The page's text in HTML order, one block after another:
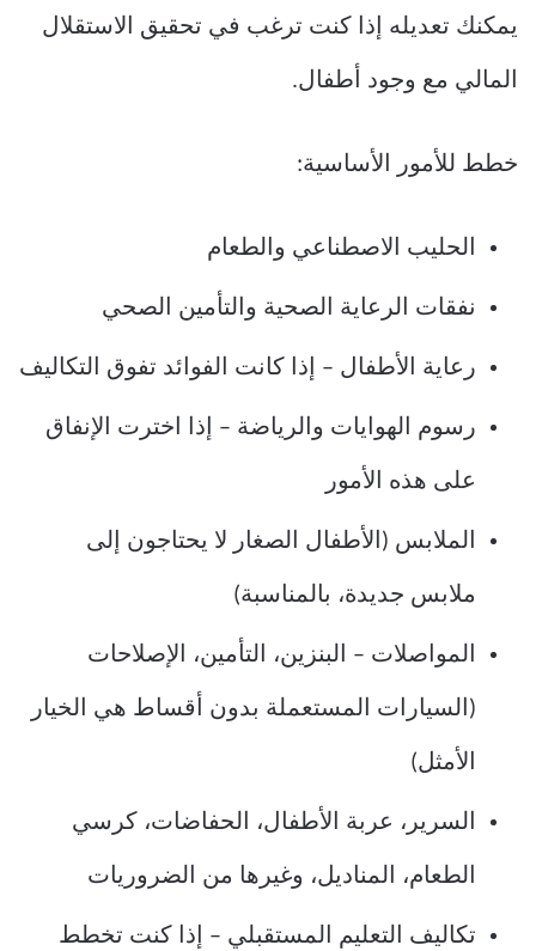
يمكنك تعديله إذا كنت ترغب في تحقيق الاستقلال
المالي مع وجود أطفال.
خطط للأمور الأساسية:
الحليب الاصطناعي والطعام
نفقات الرعاية الصحية والتأمين الصحي
رعاية الأطفال – إذا كانت الفوائد تفوق التكاليف
رسوم الهوايات والرياضة – إذا اخترت الإنفاق
على هذه الأمور
الملابس (الأطفال الصغار لا يحتاجون إلى
ملابس جديدة، بالمناسبة)
المواصلات – البنزين، التأمين، الإصلاحات
(السيارات المستعملة بدون أقساط هي الخيار
الأمثل)
السرير، عربة الأطفال، الحفاضات، كرسي
الطعام، المناديل، وغيرها من الضروريات
تكاليف التعليم المستقبلي – إذا كنت تخطط